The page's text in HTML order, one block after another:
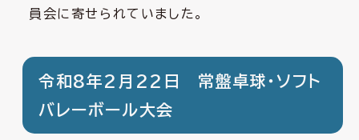
員会に寄せられていました。
令和8年2月22日 常盤卓球・ソフト
バレーボール大会